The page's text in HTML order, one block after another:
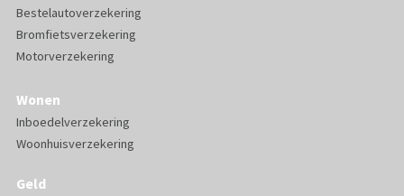
Bestelautoverzekering
Bromfietsverzekering
Motorverzekering
Wonen
Inboedelverzekering
Woonhuisverzekering
Geld